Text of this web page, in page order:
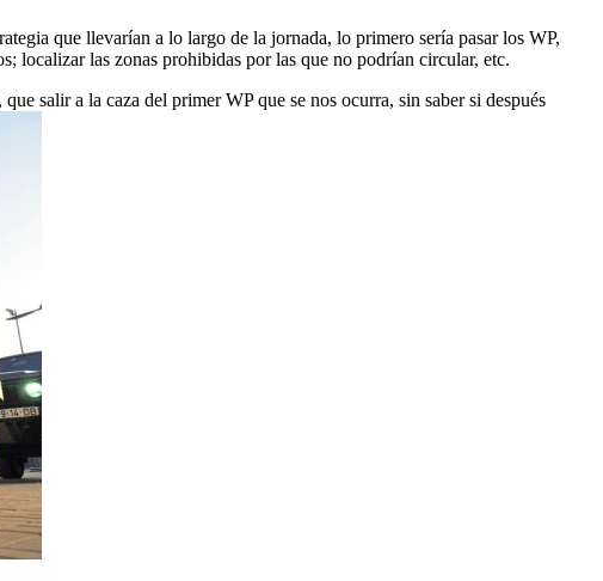
que llevarían a lo largo de la jornada, lo primero sería pasar los WP,
localizar las zonas prohibidas por las que no podrían circular, etc.
salir a la caza del primer WP que se nos ocurra, sin saber si después